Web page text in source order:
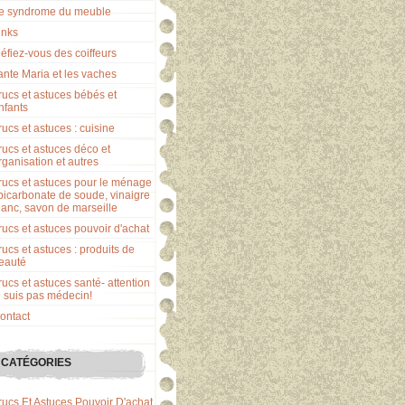
syndrome du meuble
vous des coiffeurs
Maria et les vaches
et astuces bébés et
et astuces : cuisine
et astuces déco et
et autres
et astuces pour le ménage
de soude, vinaigre
savon de marseille
et astuces pouvoir d'achat
et astuces : produits de
et astuces santé- attention
suis pas médecin!
CATÉGORIES
Et Astuces Pouvoir D'achat